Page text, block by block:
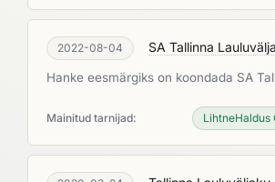
2022-08-04 SA Tallinna
Hanke eesmärgiks on koondada SA
Mainitud tarnijad: LihtneHaldus